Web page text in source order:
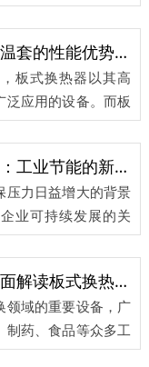
优势。...
揭秘板式换热器保温套的性能优势与市场前景
板式换热器以其高
泛应用的设备。而板
配套的节能装置，正
青睐。本文将深入揭
能优势及其广阔的
板式换热器保温套：工业节能的新选择
压力日益增大的背景
业可持续发展的关
业生产中广泛应用的
力巨大。板式换热器
能产品，正逐渐成
...
从原理到应用：全面解读板式换热器保温套
领域的重要设备，广
制药、食品等众多工
器的运行过程中，热